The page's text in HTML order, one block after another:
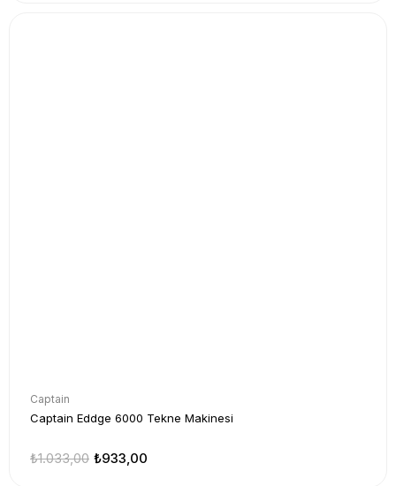
Captain
Captain Eddge 6000 Tekne Makinesi
₺933,00
₺1.033,00